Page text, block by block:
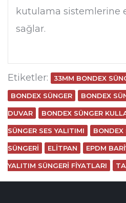
kutulama sistemlerine
sağlar.
Etiketler: 33MM BONDEX
BONDEX SÜNGER BONDEX
DUVAR BONDEX SÜNGER
SÜNGER SES YALITIMI BONDEX
SÜNGERI ELITPAN EPDM
YALITIM SÜNGERI FIYATLARI